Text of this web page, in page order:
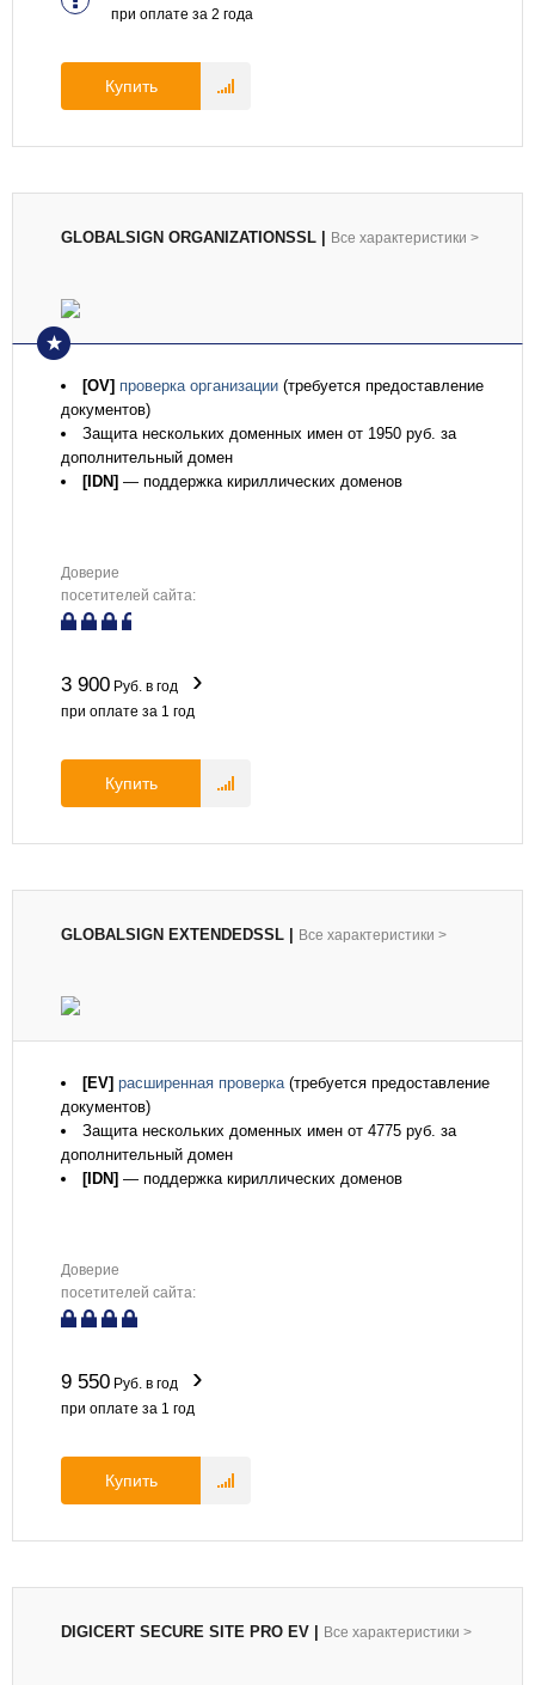
при оплате за 2 года
Купить
GLOBALSIGN ORGANIZATIONSSL Все характеристики >
[OV] проверка организации (требуется предоставление
документов)
Защита нескольких доменных имен от 1950 руб. за
дополнительный домен
[IDN] — поддержка кириллических доменов
Доверие
посетителей сайта:
3 900 Руб. в год
при оплате за 1 год
Купить
GLOBALSIGN EXTENDEDSSL Все характеристики >
[EV] расширенная проверка(требуется предоставление
документов)
Защита нескольких доменных имен от 4775 руб. за
дополнительный домен
[IDN] — поддержка кириллических доменов
Доверие
посетителей сайта:
9 550 Руб. в год
при оплате за 1 год
Купить
DIGICERT SECURE SITE PRO EV Все характеристики >